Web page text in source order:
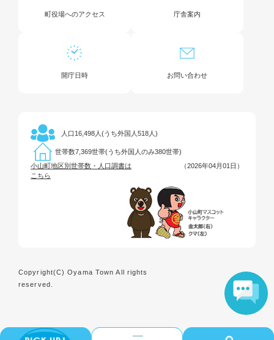
町役場へのアクセス 庁舎案内
開庁日時 お問い合わせ
人口 16,498人(うち外国人518人)
世帯数7,369世帯(うち外国人のみ380世帯)
小山町地区別世帯数・人口調書は
こちら
（2026年04月01日）
Copyright(C) Oyama Town All rights
reserved.